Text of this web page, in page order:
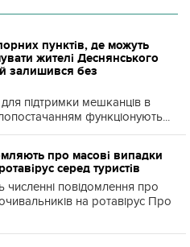
пунктів, де можуть
жителі Деснянського
залишився без
підтримки мешканців в
функціонують...
про масові випадки
серед туристів
численні повідомлення про
на ротавірус Про